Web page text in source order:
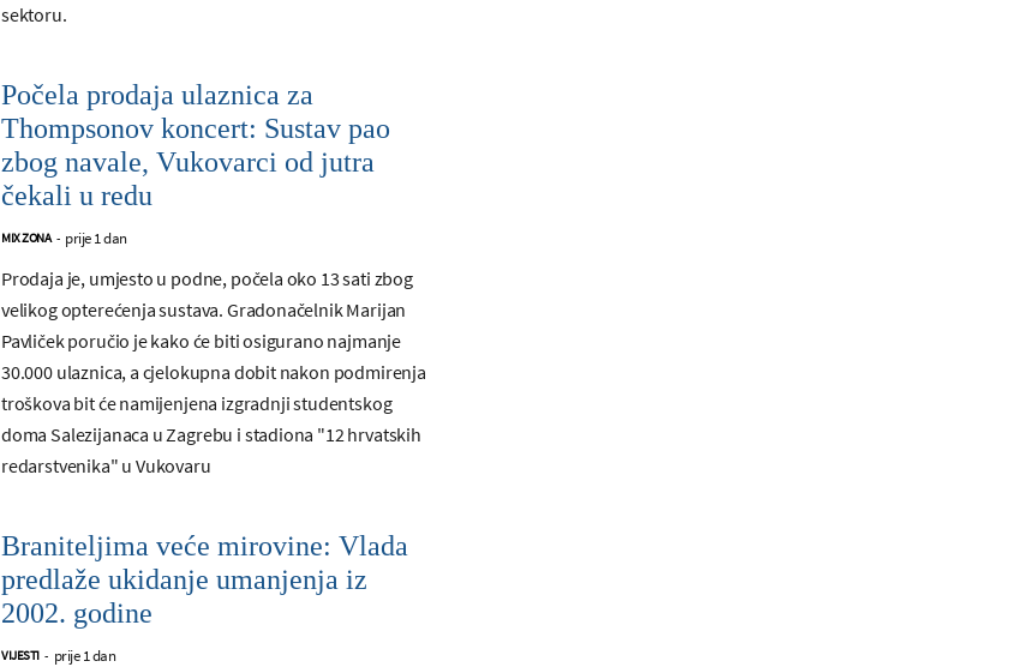
sektoru.
Počela prodaja ulaznica za
Thompsonov koncert: Sustav pao
zbog navale, Vukovarci od jutra
čekali u redu
MIX ZONA - prije 1 dan
Prodaja je, umjesto u podne, počela oko 13 sati zbog
velikog opterećenja sustava. Gradonačelnik Marijan
Pavliček poručio je kako će biti osigurano najmanje
30.000 ulaznica, a cjelokupna dobit nakon podmirenja
troškova bit će namijenjena izgradnji studentskog
doma Salezijanaca u Zagrebu i stadiona "12 hrvatskih
redarstvenika" u Vukovaru
Braniteljima veće mirovine: Vlada
predlaže ukidanje umanjenja iz
2002. godine
VIJESTI - prije 1 dan